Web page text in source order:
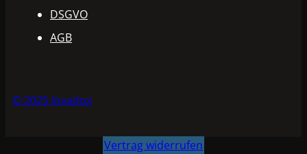
DSGVO
AGB
© 2025 Invadox
Vertrag widerrufen